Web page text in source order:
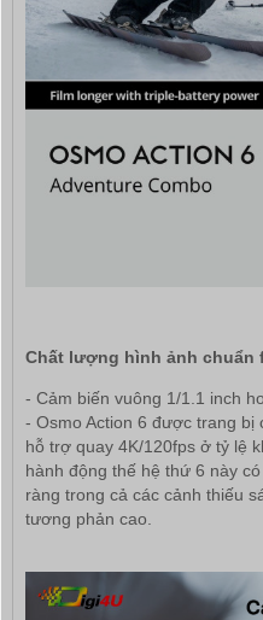
Chất lượng hình ảnh chuẩn
- Cảm biến vuông 1/1.1 inch
- Osmo Action 6 được trang bị
hỗ trợ quay 4K/120fps ở tỷ lệ
hành động thế hệ thứ 6 này
ràng trong cả các cảnh thiếu
tương phản cao.